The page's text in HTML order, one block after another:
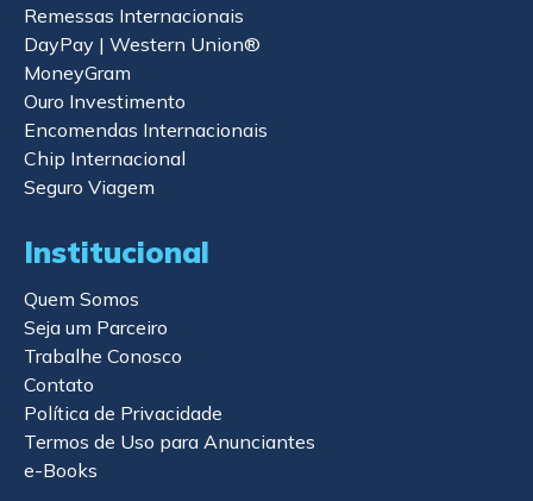
Remessas Internacionais
DayPay | Western Union®
MoneyGram
Ouro Investimento
Encomendas Internacionais
Chip Internacional
Seguro Viagem
Institucional
Quem Somos
Seja um Parceiro
Trabalhe Conosco
Contato
Política de Privacidade
Termos de Uso para Anunciantes
e-Books